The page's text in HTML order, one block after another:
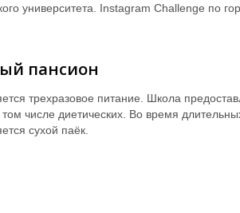
университета. Instagram Challenge по
пансион
трехразовое питание. Школа
числе диетических. Во время
сухой паёк.